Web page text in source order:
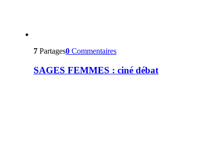
7 Partages0 Commentaires
SAGES FEMMES : ciné débat